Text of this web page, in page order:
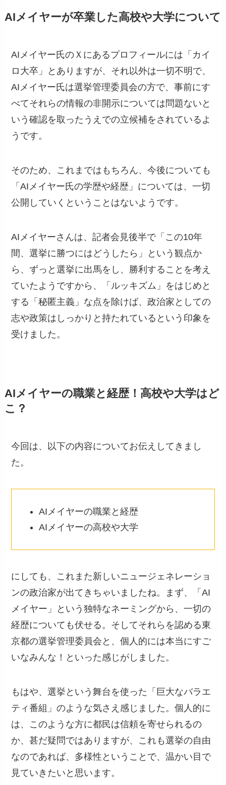
AIメイヤーが卒業した高校や大学について
AIメイヤー氏のＸにあるプロフィールには「カイ
ロ大卒」とありますが、それ以外は一切不明で、
AIメイヤー氏は選挙管理委員会の方で、事前にす
べてそれらの情報の非開示については問題ないと
いう確認を取ったうえでの立候補をされているよ
うです。
そのため、これまではもちろん、今後についても
「AIメイヤー氏の学歴や経歴」については、一切
公開していくということはないようです。
AIメイヤーさんは、記者会見後半で「この10年
間、選挙に勝つにはどうしたら」という観点か
ら、ずっと選挙に出馬をし、勝利することを考え
ていたようですから、「ルッキズム」をはじめと
する「秘匿主義」な点を除けば、政治家としての
志や政策はしっかりと持たれているという印象を
受けました。
AIメイヤーの職業と経歴！高校や大学はど
こ？
今回は、以下の内容についてお伝えしてきまし
た。
AIメイヤーの職業と経歴
AIメイヤーの高校や大学
にしても、これまた新しいニュージェネレーショ
ンの政治家が出てきちゃいましたね。まず、「AI
メイヤー」という独特なネーミングから、一切の
経歴についても伏せる。そしてそれらを認める東
京都の選挙管理委員会と、個人的には本当にすご
いなみんな！といった感じがしました。
もはや、選挙という舞台を使った「巨大なバラエ
ティ番組」のような気さえ感じました。個人的に
は、このような方に都民は信頼を寄せられるの
か、甚だ疑問ではありますが、これも選挙の自由
なのであれば、多様性ということで、温かい目で
見ていきたいと思います。